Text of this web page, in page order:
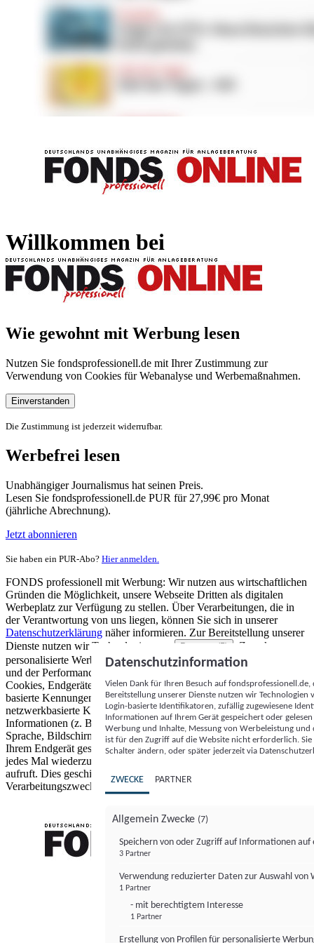
Willkommen bei
Wie gewohnt mit Werbung lesen
Nutzen Sie fondsprofessionell.de mit Ihrer Zustimmung zur
Verwendung von Cookies für Webanalyse und Werbemaßnahmen.
Einverstanden
Die Zustimmung ist jederzeit widerrufbar.
Werbefrei lesen
Unabhängiger Journalismus hat seinen Preis.
Lesen Sie fondsprofessionell.de PUR für 27,99€ pro Monat
(jährliche Abrechnung).
Jetzt abonnieren
Sie haben ein PUR-Abo? Hier anmelden.
FONDS professionell mit Werbung: Wir nutzen aus wirtschaftlichen
Gründen die Möglichkeit, unsere Webseite Dritten als digitalen
Werbeplatz zur Verfügung zu stellen. Über Verarbeitungen, die in
der Verantwortung von uns liegen, können Sie sich in unserer
Datenschutzerklärung näher informieren. Zur Bereitstellung unserer
Dienste nutzen wir Technologien von
Partnern (5)
. Zwecke:
personalisierte Werbung und Inhalte, Messung von Werbeleistung
und der Performance von Inhalten sowie Zielgruppenforschung.
Cookies, Endgeräte- oder ähnliche Online-Kennungen (z. B. login-
basierte Kennungen, zufällig generierte Kennungen,
netzwerkbasierte Kennungen) können zusammen mit anderen
Informationen (z. B. Browsertyp und Browserinformationen,
Sprache, Bildschirmgröße, unterstützte Technologien usw.) auf
Ihrem Endgerät gespeichert oder von dort ausgelesen werden, um es
jedes Mal wiederzuerkennen, wenn es eine App oder einer Webseite
aufruft. Dies geschieht für einen oder mehrere der hier aufgeführten
Verarbeitungszwecke.
Datenschutzinformation
Vielen Dank für Ihren Besuch auf
Bereitstellung unserer Dienste nutzen wir Technologien
Login-basierte Identifikatoren, zufällig zugewiesene
Informationen auf Ihrem Gerät gespeichert oder
Werbung und Inhalte, Messung von Werbeleistung
ist für den Zugriff auf die Website nicht erforderlich.
Schalter ändern, oder später jederzeit via
ZWECKE PARTNER
Allgemein Zwecke (7)
Speichern von oder Zugriff auf Informationen auf
3 Partner
Verwendung reduzierter Daten zur Auswahl von
1 Partner
- mit berechtigtem Interesse
1 Partner
Erstellung von Profilen für personalisierte
FONDS professionell